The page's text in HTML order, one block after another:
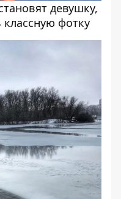
девушку,
фотку